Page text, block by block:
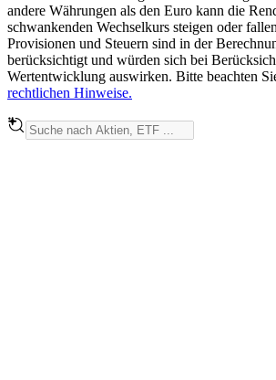
andere Währungen als den Euro kann die
schwankenden Wechselkurs steigen oder
Provisionen und Steuern sind in der
berücksichtigt und würden sich bei
Wertentwicklung auswirken. Bitte beachten
rechtlichen Hinweise.